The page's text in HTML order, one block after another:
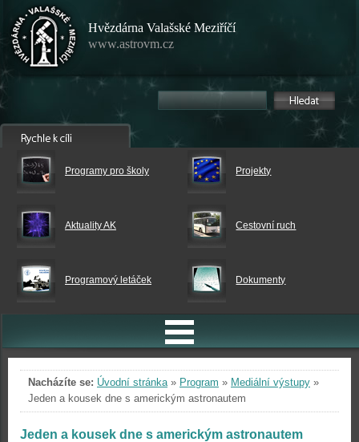
Hvězdárna Valašské Meziříčí
www.astrovm.cz
Programy pro školy Projekty
Aktuality AK Cestovní ruch
Programový letáček Dokumenty
Nacházíte se: Úvodní stránka» Program » Mediální výstupy »
Jeden a kousek dne s americkým astronautem
Jeden a kousek dne s americkým astronautem